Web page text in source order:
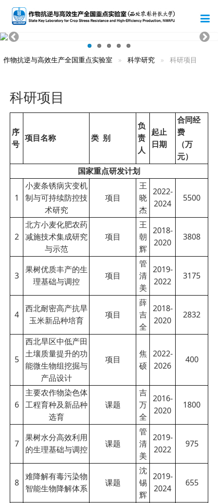
作物抗逆与高效生产全国重点实验室 科学研究 科研项目
科研项目
序
号
项目名称 类 别
负
责
人
起止
日期
合同经
费
（万
元）
国家重点研发计划
1
小麦条锈病灾变机
制与可持续防控技
术研究
项目
王
晓
杰
2022-
2024
5500
2
北方小麦化肥农药
减施技术集成研究
与示范
项目
王
朝
辉
2018-
2020
3808
3
果树优质丰产的生
理基础与调控
项目
管
清
美
2019-
2022
3175
4
西北耐密高产抗旱
玉米新品种培育
项目
薛
吉
全
2018-
2020
2832
5
西北旱区中低产田
土壤质量提升的功
能微生物组挖掘与
产品设计
项目
焦
硕
2022-
2026
400
6
主要农作物染色体
工程育种及新品种
选育
课题
吉
万
全
2016-
2020
1800
7
果树水分高效利用
的生理基础与调控
课题
管
清
美
2019-
2022
975
8
难降解有毒污染物
智能生物降解体系
课题
沈
锡
辉
2019-
2024
655